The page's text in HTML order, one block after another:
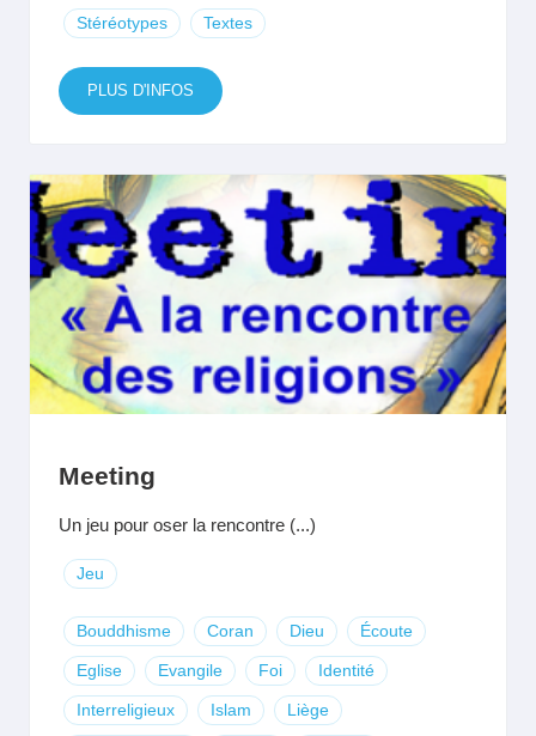
Stéréotypes Textes
PLUS D'INFOS
Meeting
Un jeu pour oser la rencontre (...)
Jeu
Bouddhisme Coran Dieu Écoute
Eglise Evangile Foi Identité
Interreligieux Islam Liège